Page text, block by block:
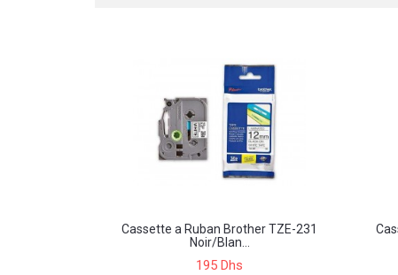
Cassette a Ruban Brother TZE-231
Noir/Blan...
195 Dhs